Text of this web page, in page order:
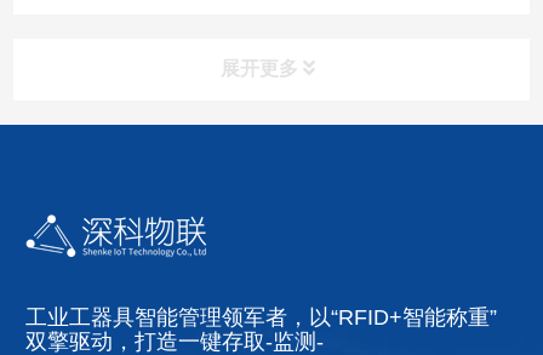
展开更多
工业工器具智能管理领军者，以“RFID+智能称重”
双擎驱动，打造一键存取-监测-